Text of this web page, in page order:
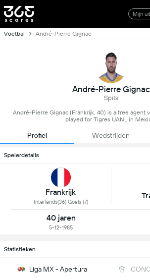
Mijn
Voetbal André-Pierre Gignac
André-Pierre Gignac
Spits
André-Pierre Gignac (Frankrijk, 40) is a free agent
played for Tigres UANL in
Profiel Wedstrijden
Spelerdetails
Frankrijk
Interlands(36) Goals (7)
40 jaren
5-12-1985
Statistieken
Liga MX - Apertura